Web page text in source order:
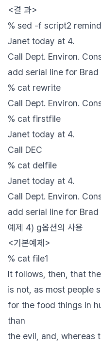
<결 과>
% sed -f script2 remind
Janet today at 4.
Call Dept. Environ.
add serial line for Brad
% cat rewrite
Call Dept. Environ.
% cat firstfile
Janet today at 4.
Call DEC
% cat delfile
Janet today at 4.
Call Dept. Environ.
add serial line for Brad
예제 4) g옵션의 사용
<기본예제>
% cat file1
It follows, then, that
is not, as most people
for the food things in
than
the evil, and, whereas